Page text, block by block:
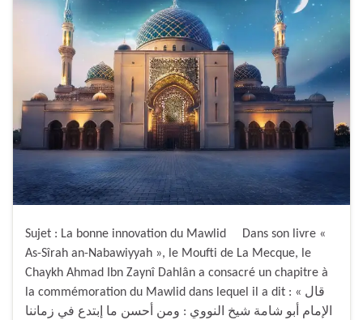
Sujet : La bonne innovation du Mawlid Dans son livre «
As-Sîrah an-Nabawiyyah », le Moufti de La Mecque, le
Chaykh Ahmad Ibn Zaynî Dahlân a consacré un chapitre à
la commémoration du Mawlid dans lequel il a dit : « قال
الإمام أبو شامة شيخ النووي : ومن أحسن ما إبتدع في زماننا